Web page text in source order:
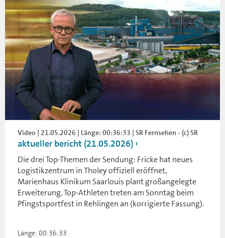
Video | 21.05.2026 | Länge: 00:36:33 | SR Fernsehen - (c) SR
aktueller bericht (21.05.2026)
Die drei Top-Themen der Sendung: Fricke hat neues
Logistikzentrum in Tholey offiziell eröffnet,
Marienhaus Klinikum Saarlouis plant großangelegte
Erweiterung, Top-Athleten treten am Sonntag beim
Pfingstsportfest in Rehlingen an (korrigierte Fassung).
Länge: 00:36:33